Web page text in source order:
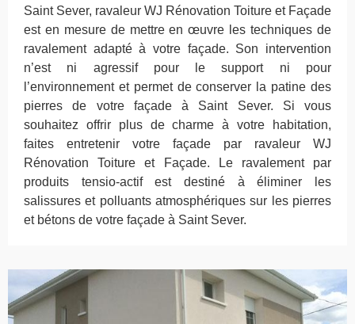
Saint Sever, ravaleur WJ Rénovation Toiture et Façade
est en mesure de mettre en œuvre les techniques de
ravalement adapté à votre façade. Son intervention
n’est ni agressif pour le support ni pour
l’environnement et permet de conserver la patine des
pierres de votre façade à Saint Sever. Si vous
souhaitez offrir plus de charme à votre habitation,
faites entretenir votre façade par ravaleur WJ
Rénovation Toiture et Façade. Le ravalement par
produits tensio-actif est destiné à éliminer les
salissures et polluants atmosphériques sur les pierres
et bétons de votre façade à Saint Sever.